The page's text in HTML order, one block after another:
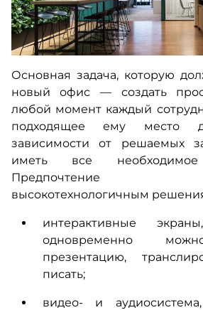
Основная задача, которую
новый офис — создать
любой момент каждый
подходящее ему место
зависимости от решаемых
иметь все
Предпочтение
высокотехнологичным
интерактивные
одновременно
презентацию,
писать;
видео- и